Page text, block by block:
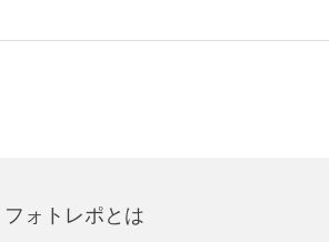
フォトレポとは